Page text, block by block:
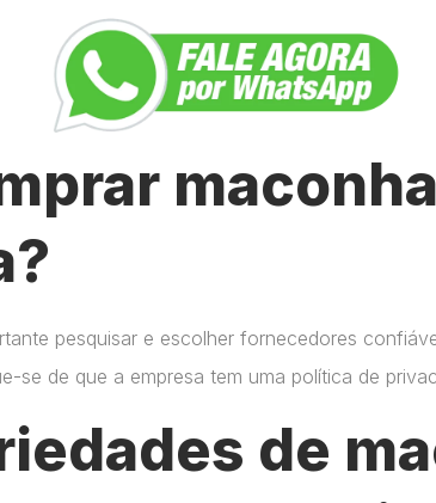
pesquisar e escolher fornecedores
se de que a empresa tem uma política de
de